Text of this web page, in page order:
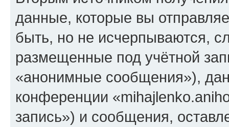
данные, которые вы
быть, но не исчерпываются,
размещенные под учётной
«анонимные сообщения»),
конференции
запись») и сообщения,